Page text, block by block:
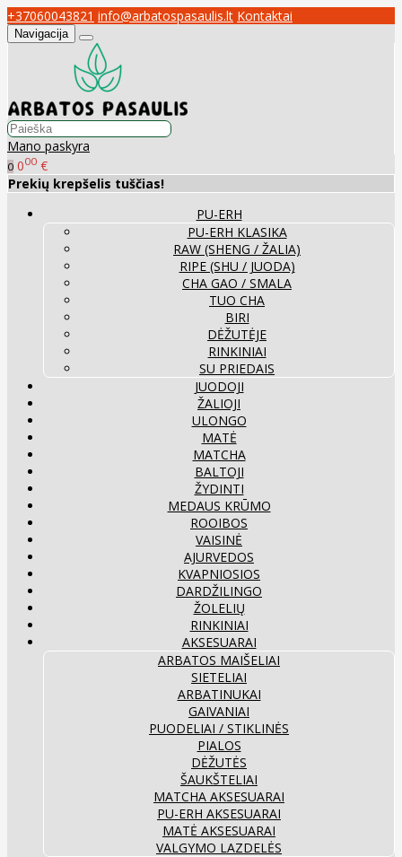
+37060043821 info@arbatospasaulis.lt Kontaktai
Navigacija
Mano paskyra
0 000 €
Prekių krepšelis tuščias!
PU-ERH
PU-ERH KLASIKA
RAW (SHENG / ŽALIA)
RIPE (SHU / JUODA)
CHA GAO / SMALA
TUO CHA
BIRI
DĖŽUTĖJE
RINKINIAI
SU PRIEDAIS
JUODOJI
ŽALIOJI
ULONGO
MATĖ
MATCHA
BALTOJI
ŽYDINTI
MEDAUS KRŪMO
ROOIBOS
VAISINĖ
AJURVEDOS
KVAPNIOSIOS
DARDŽILINGO
ŽOLELIŲ
RINKINIAI
AKSESUARAI
ARBATOS MAIŠELIAI
SIETELIAI
ARBATINUKAI
GAIVANIAI
PUODELIAI / STIKLINĖS
PIALOS
DĖŽUTĖS
ŠAUKŠTELIAI
MATCHA AKSESUARAI
PU-ERH AKSESUARAI
MATĖ AKSESUARAI
VALGYMO LAZDELĖS